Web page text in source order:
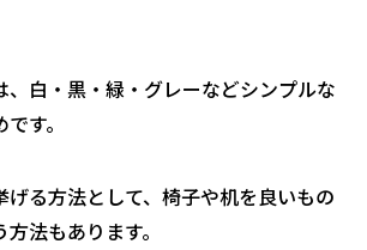
、白・黒・緑・グレーなどシンプルな
す。
げる方法として、椅子や机を良いもの
法もあります。